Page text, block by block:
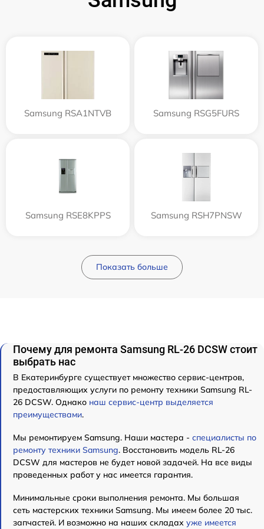
Samsung RSA1NTVB Samsung RSG5FURS
Samsung RSE8KPPS Samsung RSH7PNSW
Показать больше
Почему для ремонта Samsung RL-26 DCSW стоит
выбрать нас
В Екатеринбурге существует множество сервис-центров,
предоставляющих услуги по ремонту техники Samsung RL-
26 DCSW. Однако наш сервис-центр выделяется
преимуществами.
Мы ремонтируем Samsung. Наши мастера - специалисты по
ремонту техники Samsung. Восстановить модель RL-26
DCSW для мастеров не будет новой задачей. На все виды
проведенных работ у нас имеется гарантия.
Минимальные сроки выполнения ремонта. Мы большая
сеть мастерских техники Samsung. Мы имеем более 20 тыс.
запчастей. И возможно на наших складах уже имеется